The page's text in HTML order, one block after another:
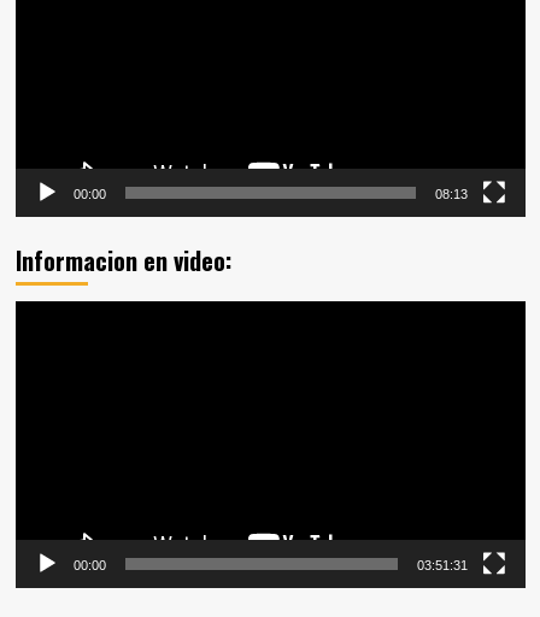
00:00 08:13
Informacion en video:
00:00 03:51:31